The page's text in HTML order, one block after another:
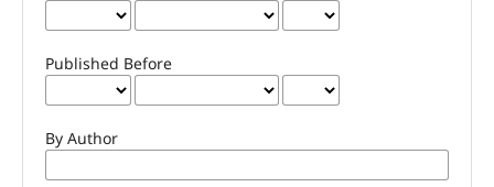
Published Before
By Author